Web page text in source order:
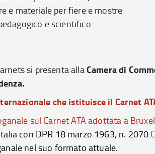
e materiale per fiere e mostre
e scientifico
si presenta allaCamera di
che istituisce il Carnet
sul Carnet ATA adottata a
con DPR 18 marzo 1963, n. 2070
nel suo formato attuale.